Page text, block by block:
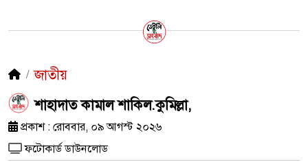
জাতীয়
শাহাদাত কামাল শাকিল.কুমিল্লা,
প্রকাশ : রোববার, ০৯ আগস্ট ২০২৬
ফটোকার্ড ডাউনলোড